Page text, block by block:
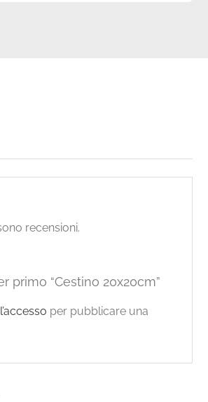
recensioni.
primo “Cestino 20x20cm”
per pubblicare una